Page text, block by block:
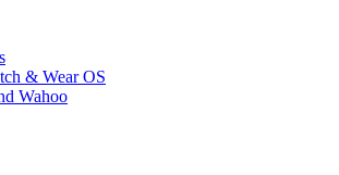
& Wear OS
Wahoo